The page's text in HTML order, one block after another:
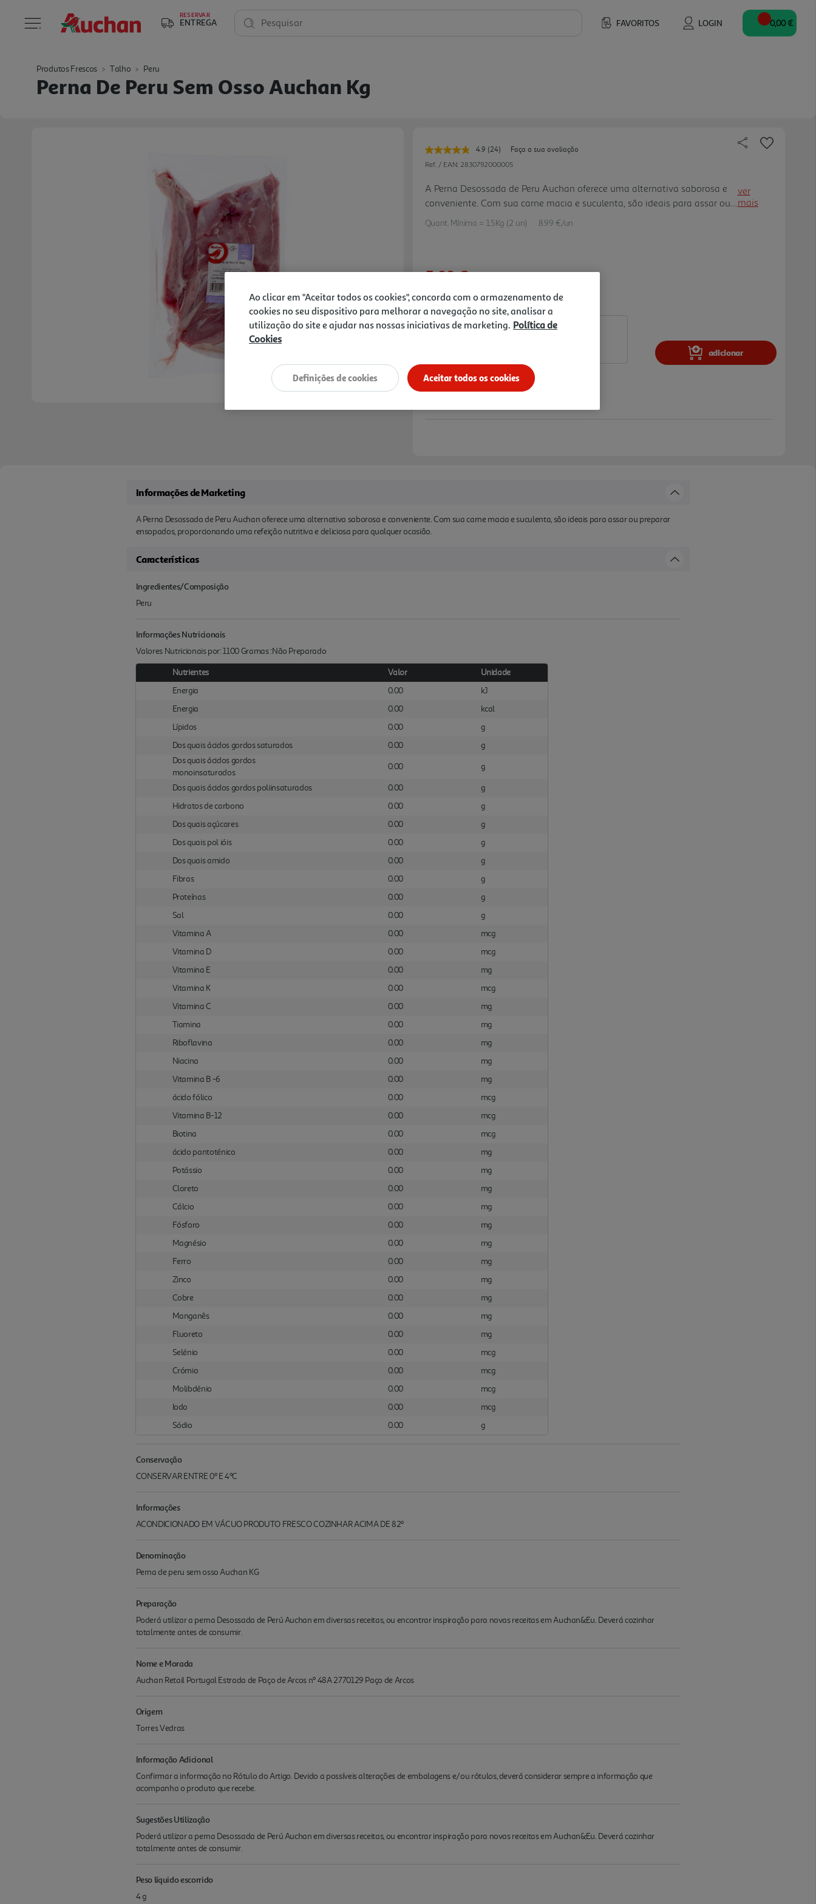
RESERVAR
ENTREGA FAVORITOS LOGIN
Pesquisar 0,00 €
Produtos Frescos Talho Peru
Perna De Peru Sem Osso Auchan Kg
4.9 Leu
24
Link
para
a
página.
(24)
Faça a sua avaliação
Ref. / EAN: 2830792000005
A Perna Desossada de Peru Auchan oferece uma alternativa saborosa e
conveniente. Com sua carne macia e suculenta, são ideais para assar ou
preparar ensopados, proporcionando uma refeição nutritiva e deliciosa
ver
mais
Quant. Mínima = 1.5Kg (2 un) 8.99 €/un
5,99 €
Notas de preparação
adicionar
Informações de Marketing
A Perna Desossada de Peru Auchan oferece uma alternativa saborosa e conveniente. Com sua carne macia e suculenta, são ideais para assar ou preparar
ensopados, proporcionando uma refeição nutritiva e deliciosa para qualquer ocasião.
Características
Ingredientes/Composição
Peru
Informações Nutricionais
Valores Nutricionais por: 1100 Gramas :Não Preparado
Nutrientes Valor
Unidade
Energia
0.00
kJ
Energia
0.00
kcal
Lípidos
0.00
g
Dos quais ácidos gordos saturados
0.00
g
Dos quais ácidos gordos
monoinsaturados
0.00 g
Dos quais ácidos gordos poliinsaturados 0.00
g
Hidratos de carbono
0.00
g
Dos quais açúcares
0.00
g
Dos quais pol ióis
0.00
g
Dos quais amido
0.00
g
Fibras
0.00
g
Proteínas
0.00
g
Sal
0.00
g
Vitamina A
0.00
mcg
Vitamina D
0.00
mcg
Vitamina E
0.00
mg
Vitamina K
0.00
mcg
Vitamina C
0.00
mg
Tiamina
0.00
mg
Riboflavina
0.00
mg
Niacina
0.00
mg
Vitamina B -6
0.00
mg
ácido fólico
0.00
mcg
Vitamina B-12
0.00
mcg
Biotina
0.00
mcg
ácido pantoténico
0.00
mg
Potássio
0.00
mg
Cloreto
0.00
mg
Cálcio
0.00
mg
Fósforo
0.00
mg
Magnésio
0.00
mg
Ferro
0.00
mg
Zinco
0.00
mg
Cobre
0.00
mg
Manganês
0.00
mg
Fluoreto
0.00
mg
Selénio
0.00
mcg
Crómio
0.00
mcg
Molibdénio
0.00
mcg
Iodo
0.00
mcg
Sódio
0.00 g
Conservação
CONSERVAR ENTRE 0º E 4ºC
Informações
ACONDICIONADO EM VÁCUO PRODUTO FRESCO COZINHAR ACIMA DE 82º
Denominação
Perna de peru sem osso Auchan KG
Preparação
Poderá utilizar a perna Desossada de Perú Auchan em diversas receitas, ou encontrar inspiração para novas receitas em Auchan&Eu. Deverá cozinhar
totalmente antes de consumir.
Nome e Morada
Auchan Retail Portugal Estrada de Paço de Arcos nº 48A 2770129 Paço de Arcos
Origem
Torres Vedras
Informação Adicional
Confirmar a informação no Rótulo do Artigo. Devido a possíveis alterações de embalagens e/ou rótulos, deverá considerar sempre a informação que
acompanha o produto que recebe.
Sugestões Utilização
Poderá utilizar a perna Desossada de Perú Auchan em diversas receitas, ou encontrar inspiração para novas receitas em Auchan&Eu. Deverá cozinhar
totalmente antes de consumir.
Peso líquido escorrido
4 g
Ao clicar em "Aceitar todos os cookies", concorda com o armazenamento de
cookies no seu dispositivo para melhorar a navegação no site, analisar a
utilização do site e ajudar nas nossas iniciativas de marketing. Política de
Cookies
Aceitar todos os cookies
Definições de cookies